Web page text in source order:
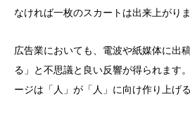
なければ一枚のスカートは出来上がりま
広告業においても、電波や紙媒体に出
る」と不思議と良い反響が得られます
ージは「人」が「人」に向け作り上げる